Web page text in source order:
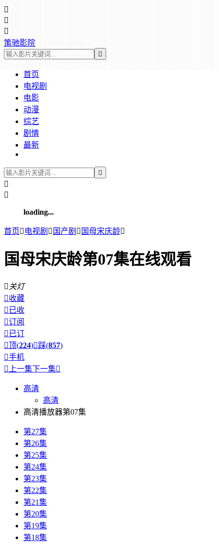



策驰影院

首页
电视剧
电影
动漫
综艺
剧情
最新



loading...
首页 电视剧  国产剧  国母宋庆龄
国母宋庆龄第07集在线观看
 关灯
收藏
已收
订阅
已订
顶(224)踩(857)
手机
 上一集下一集
高清
高清
高清播放器第07集
第27集
第26集
第25集
第24集
第23集
第22集
第21集
第20集
第19集
第18集